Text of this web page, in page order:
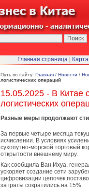
Путь по сайту: Главная / Новости /
логистических операций
15.05.2025 - В Китае
логистических
Разные меры продолжают
За первые четыре месяца
исчислении. В условиях
сухопутно-морской торговый
открытости внешнему миру.
Как сообщила Ван Ихуа,
ускоряет создание сети
цифровизации цепочек
затраты сократились на 15%.
Главная страница